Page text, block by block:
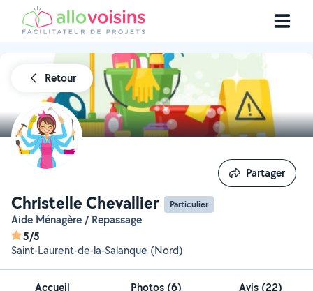
Retour
Christelle Chevallier Particulier
Aide Ménagère / Repassage
5/5
Saint-Laurent-de-la-Salanque (Nord)
Partager
Partager
Accueil Photos (6) Avis (22)